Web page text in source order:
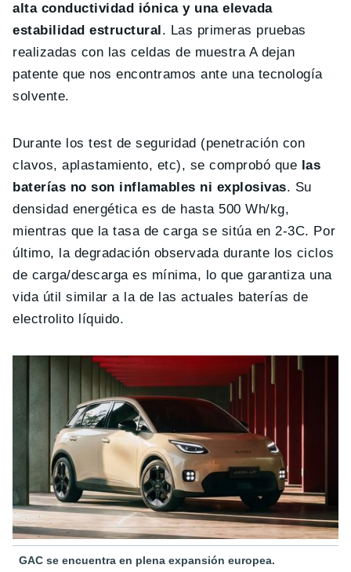
alta conductividad iónica y una elevada
estabilidad estructural . Las primeras pruebas
realizadas con las celdas de muestra A dejan
patente que nos encontramos ante una tecnología
solvente.
Durante los test de seguridad (penetración con
clavos, aplastamiento, etc), se comprobó que las
baterías no son inflamables ni explosivas. Su
densidad energética es de hasta 500 Wh/kg,
mientras que la tasa de carga se sitúa en 2-3C. Por
último, la degradación observada durante los ciclos
de carga/descarga es mínima, lo que garantiza una
vida útil similar a la de las actuales baterías de
electrolito líquido.
GAC se encuentra en plena expansión europea.